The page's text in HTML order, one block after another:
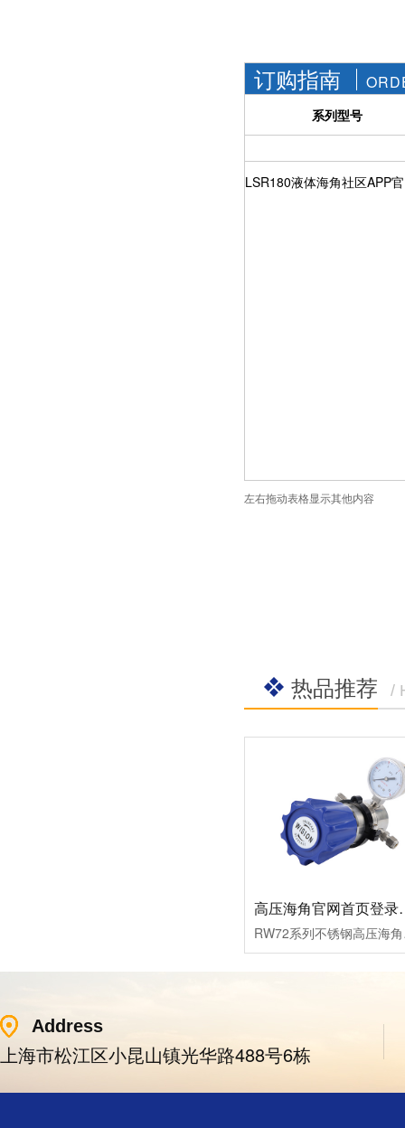
订购指南
系列型号
LSR180液体海角社区APP
左右拖动表格显示其他内容
热品推荐 /
高压海
RW72系列不
Address
上海市松江区小昆山镇光华路488号6栋